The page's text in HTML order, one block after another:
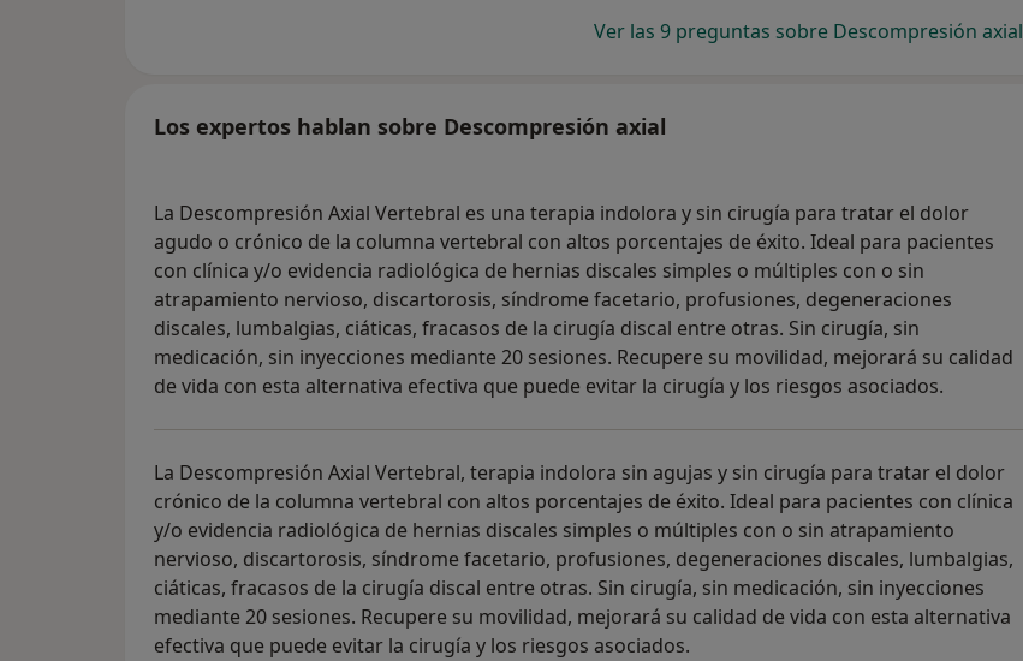
Ver las 9 preguntas sobre Descompresión axial
Los expertos hablan sobre Descompresión axial
La Descompresión Axial Vertebral es una terapia indolora y sin cirugía para tratar el dolor
agudo o crónico de la columna vertebral con altos porcentajes de éxito. Ideal para pacientes
con clínica y/o evidencia radiológica de hernias discales simples o múltiples con o sin
atrapamiento nervioso, discartorosis, síndrome facetario, profusiones, degeneraciones
discales, lumbalgias, ciáticas, fracasos de la cirugía discal entre otras. Sin cirugía, sin
medicación, sin inyecciones mediante 20 sesiones. Recupere su movilidad, mejorará su calidad
de vida con esta alternativa efectiva que puede evitar la cirugía y los riesgos asociados.
La Descompresión Axial Vertebral, terapia indolora sin agujas y sin cirugía para tratar el dolor
crónico de la columna vertebral con altos porcentajes de éxito. Ideal para pacientes con clínica
y/o evidencia radiológica de hernias discales simples o múltiples con o sin atrapamiento
nervioso, discartorosis, síndrome facetario, profusiones, degeneraciones discales, lumbalgias,
ciáticas, fracasos de la cirugía discal entre otras. Sin cirugía, sin medicación, sin inyecciones
mediante 20 sesiones. Recupere su movilidad, mejorará su calidad de vida con esta alternativa
efectiva que puede evitar la cirugía y los riesgos asociados.